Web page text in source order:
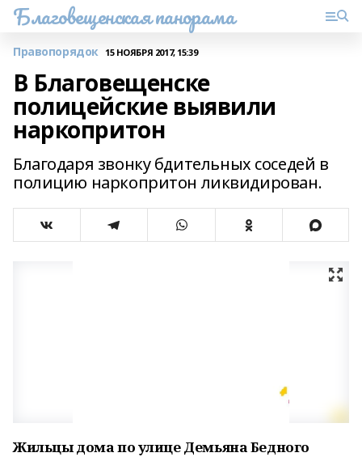
Благовещенская панорама
Правопорядок 15 НОЯБРЯ 2017, 15:39
В Благовещенске
полицейские выявили
наркопритон
Благодаря звонку бдительных соседей в
полицию наркопритон ликвидирован.
Жильцы дома по улице Демьяна Бедного